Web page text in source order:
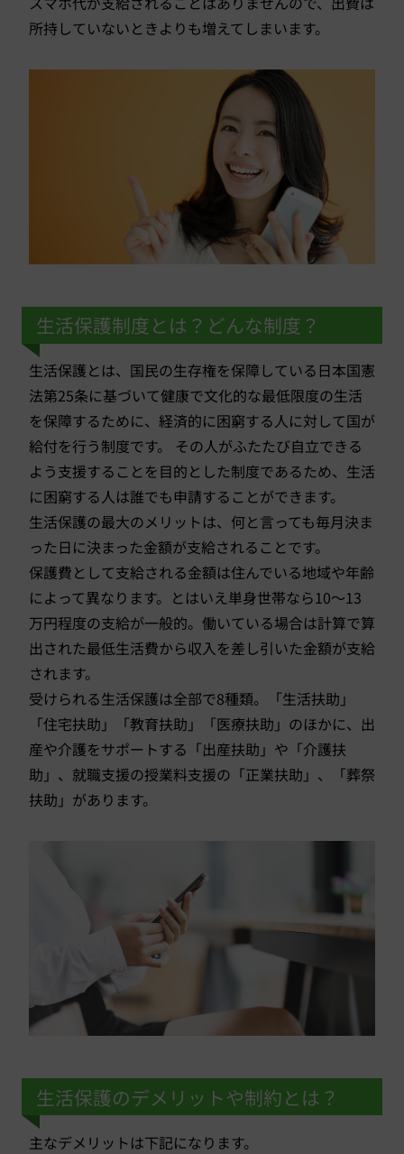
所持していないときよりも増えてしまいます。
生活保護制度とは？どんな制度？
生活保護とは、国民の生存権を保障している日本国憲
法第25条に基づいて健康で文化的な最低限度の生活
を保障するために、経済的に困窮する人に対して国が
給付を行う制度です。 その人がふたたび自立できる
よう支援することを目的とした制度であるため、生活
に困窮する人は誰でも申請することができます。
生活保護の最大のメリットは、何と言っても毎月決ま
った日に決まった金額が支給されることです。
保護費として支給される金額は住んでいる地域や年齢
によって異なります。とはいえ単身世帯なら10～13
万円程度の支給が一般的。働いている場合は計算で算
出された最低生活費から収入を差し引いた金額が支給
されます。
受けられる生活保護は全部で8種類。「生活扶助」
「住宅扶助」「教育扶助」「医療扶助」のほかに、出
産や介護をサポートする「出産扶助」や「介護扶
助」、就職支援の授業料支援の「正業扶助」、「葬祭
扶助」があります。
生活保護のデメリットや制約とは？
主なデメリットは下記になります。